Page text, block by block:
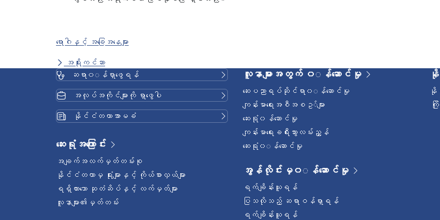
ရောဂါနှင့် အခြေအနေများ
အရိုးကင်ဆာ
ဆရာ၀◌န်ရှာဖွေရန်
အလုပ်အကိုင်များကို ရှာဖွေပါ
နိုင်ငံတကာအာမခံ
ဆေးရုံအကြောင်း
အချက်အလက်မှတ်တမ်းစု
နိုင်ငံတကာမှ ရုံးများနှင့် ကိုယ်စားလှယ်များ
ရရှိထားသော ဆုတံဆိပ်နှင့် လက်မှတ်များ
လူနာများ၏မှတ်တမ်း
လူနာများအတွက် ၀◌န်ဆောင်မှု
ဆေးပညာရပ်ဆိုင်ရာ၀◌န်ဆောင်မှု
ကျန်းမာရေးအစီအစဥ◌်များ
ဆေးရုံ၀န်ဆောင်မှု
ကျန်းမာရေးခရီးသွားလမ်းညွှန်
ဆေးရုံ၀◌န်ဆောင်မှု
အွန်လိုင်းမှ၀◌န်ဆောင်မှု
ရက်ချိန်းယူရန်
ပြသလိုသည့် ဆရာဝန်ရှာရန်
ရက်ချိန်းယူရန်
နို